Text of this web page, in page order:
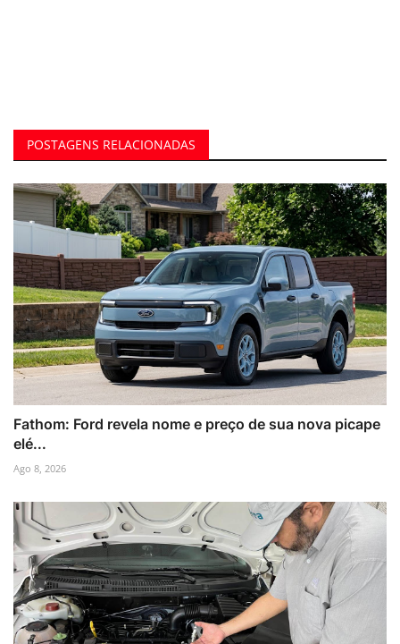
POSTAGENS RELACIONADAS
Fathom: Ford revela nome e preço de sua nova picape
elé...
Ago 8, 2026